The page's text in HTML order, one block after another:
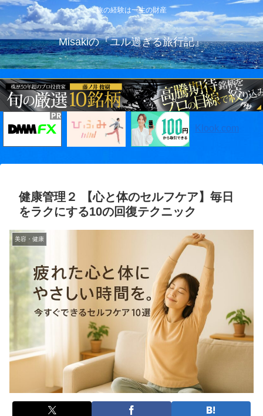
旅の経験は一生の財産
Misakiの『ユル過ぎる旅行記』
Klook.com
健康管理２ 【心と体のセルフケア】毎日
をラクにする10の回復テクニック
美容・健康